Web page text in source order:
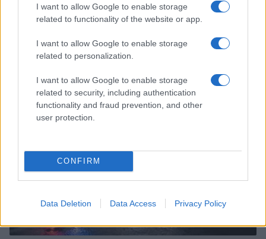
I want to allow Google to enable storage
related to functionality of the website or app.
I want to allow Google to enable storage
related to personalization.
I want to allow Google to enable storage
related to security, including authentication
functionality and fraud prevention, and other
user protection.
CONFIRM
Data Deletion Data Access Privacy Policy
Sigue leyendo
NOTICIAS